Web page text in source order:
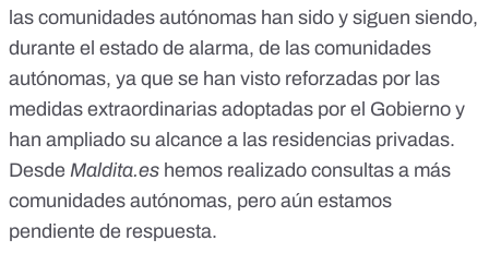
las comunidades autónomas han sido y siguen siendo,
durante el estado de alarma, de las comunidades
autónomas, ya que se han visto reforzadas por las
medidas extraordinarias adoptadas por el Gobierno y
han ampliado su alcance a las residencias privadas.
Desde Maldita.es hemos realizado consultas a más
comunidades autónomas, pero aún estamos
pendiente de respuesta.